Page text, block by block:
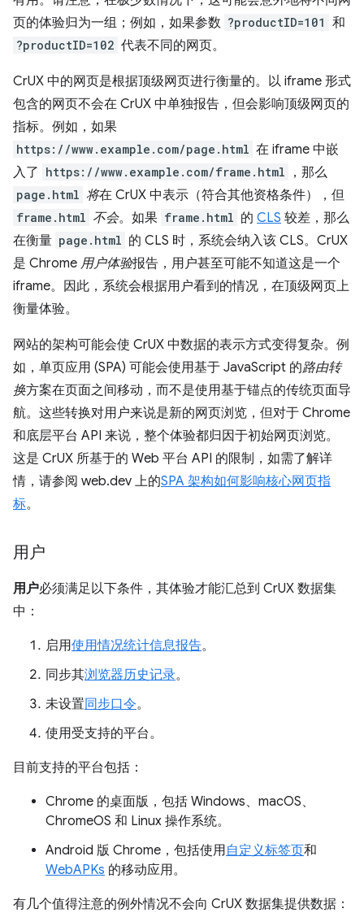
页的体验归为一组；例如，如果参数 ?productID=101 和
?productID=102 代表不同的网页。
CrUX 中的网页是根据顶级网页进行衡量的。以 iframe 形式
包含的网页不会在 CrUX 中单独报告，但会影响顶级网页的
指标。例如，如果
https://www.example.com/page.html 在 iframe 中嵌
入了 https://www.example.com/frame.html ，那么
page.html 将在 CrUX 中表示（符合其他资格条件），但
frame.html 不会。如果 frame.html 的 CLS 较差，那么
在衡量 page.html 的 CLS 时，系统会纳入该 CLS。CrUX
是 Chrome 用户体验报告，用户甚至可能不知道这是一个
iframe。因此，系统会根据用户看到的情况，在顶级网页上
衡量体验。
网站的架构可能会使 CrUX 中数据的表示方式变得复杂。例
如，单页应用 (SPA) 可能会使用基于 JavaScript 的路由转
换方案在页面之间移动，而不是使用基于锚点的传统页面导
航。这些转换对用户来说是新的网页浏览，但对于 Chrome
和底层平台 API 来说，整个体验都归因于初始网页浏览。
这是 CrUX 所基于的 Web 平台 API 的限制，如需了解详
情，请参阅 web.dev 上的SPA 架构如何影响核心网页指
标。
用户
用户必须满足以下条件，其体验才能汇总到 CrUX 数据集
中：
启用使用情况统计信息报告。
同步其浏览器历史记录。
未设置同步口令。
使用受支持的平台。
目前支持的平台包括：
Chrome 的桌面版，包括 Windows、macOS、
ChromeOS 和 Linux 操作系统。
Android 版 Chrome，包括使用自定义标签页和
WebAPKs 的移动应用。
有几个值得注意的例外情况不会向 CrUX 数据集提供数据：